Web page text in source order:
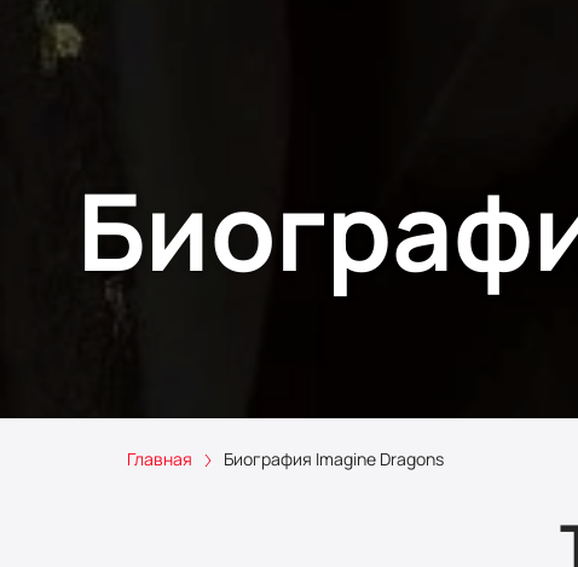
Главная Биография Imagine Dragons